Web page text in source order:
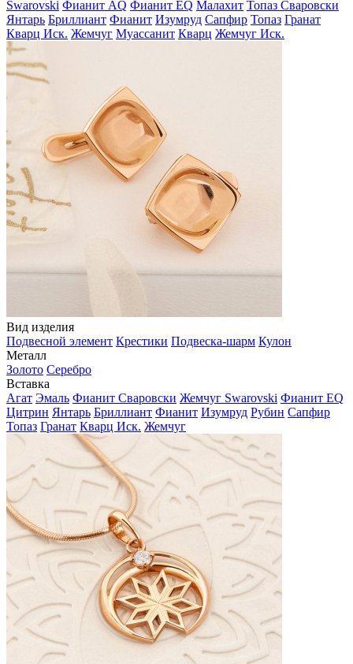
Swarovski Фианит AQ Фианит EQ Малахит Топаз Сваровски
Янтарь Бриллиант Фианит Изумруд Сапфир Топаз Гранат
Кварц Иск. Жемчуг Муассанит Кварц Жемчуг Иск.
Вид изделия
Подвесной элемент Крестики Подвеска-шарм Кулон
Металл
Золото Серебро
Вставка
Агат Эмаль Фианит Сваровски Жемчуг Swarovski Фианит EQ
Цитрин Янтарь Бриллиант Фианит Изумруд Рубин Сапфир
Топаз Гранат Кварц Иск. Жемчуг